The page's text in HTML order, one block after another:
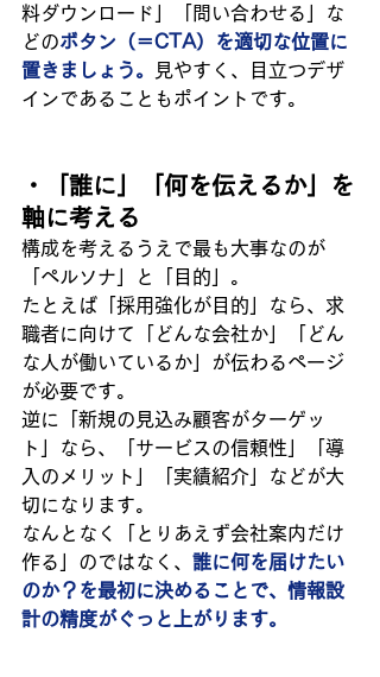
料ダウンロード」「問い合わせる」な
どのボタン（＝CTA）を適切な位置に
置きましょう。
見やすく、目立つデザ
インであることもポイントです。
・「誰に」「何を伝えるか」を
軸に考える
構成を考えるうえで最も大事なのが
「ペルソナ」と「目的」。
たとえば「採用強化が目的」なら、求
職者に向けて「どんな会社か」「どん
な人が働いているか」が伝わるページ
が必要です。
逆に「新規の見込み顧客がターゲッ
ト」なら、「サービスの信頼性」「導
入のメリット」「実績紹介」などが大
切になります。
なんとなく「とりあえず会社案内だけ
作る」のではなく、 誰に何を届けたい
のか？を最初に決めることで、情報設
計の精度がぐっと上がります。